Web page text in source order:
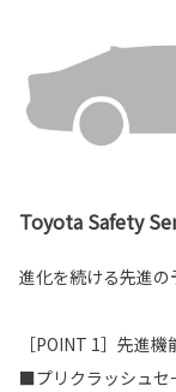
Toyota Safety
進化を続ける先進の
［POINT 1］先進
■プリクラッシュセ